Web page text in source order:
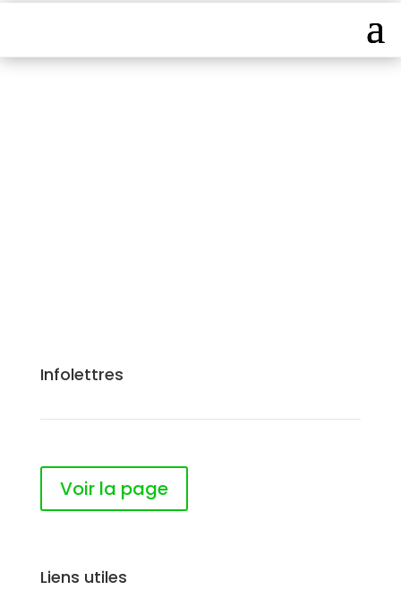
Infolettres
Voir la page
Liens utiles